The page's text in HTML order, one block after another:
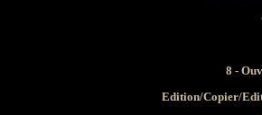
8 -
Edition/Copier/